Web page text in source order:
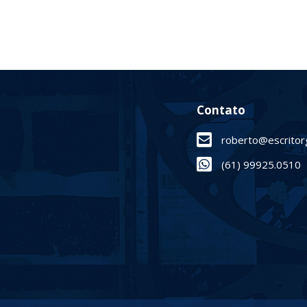
Contato
(61) 99925.0510